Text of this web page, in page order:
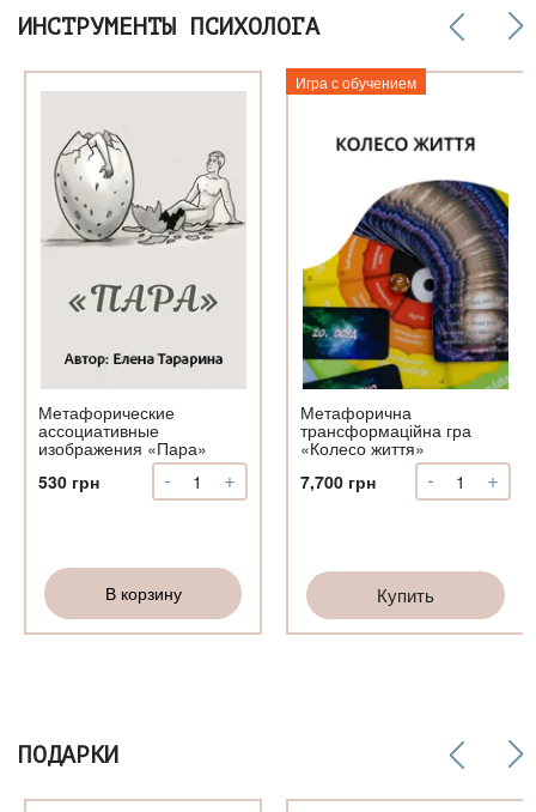
ИНСТРУМЕНТЫ ПСИХОЛОГА
Метафорические
ассоциативные
изображения «Пара»
530 грн -
Количество
Метафорические
«Пара»
+
В корзину
Игра с обучением
Метафорична
трансформаційна гра
«Колесо життя»
7,700 грн -
Количество
«Колесо
+
Купить
ПОДАРКИ